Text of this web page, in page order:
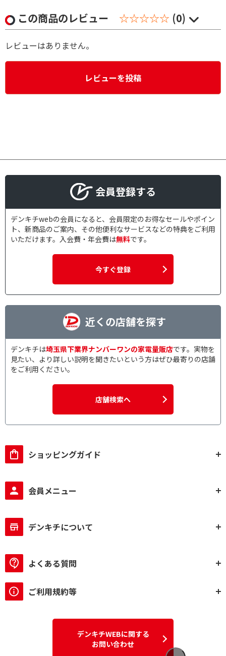
この商品のレビュー ☆☆☆☆☆ (0)
レビューはありません。
レビューを投稿
会員登録する
デンキチwebの会員になると、会員限定のお得なセールやポイン
ト、新商品のご案内、その他便利なサービスなどの特典をご利用
いただけます。入会費・年会費は無料です。
今すぐ登録
近くの店舗を探す
デンキチは埼玉県下業界ナンバーワンの家電量販店です。実物を
見たい、より詳しい説明を聞きたいという方はぜひ最寄りの店舗
をご利用ください。
店舗検索へ
ショッピングガイド
会員メニュー
デンキチについて
よくある質問
ご利用規約等
デンキチWEBに関する
お問い合わせ